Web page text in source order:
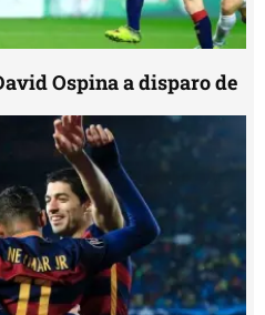
Ospina a disparo de